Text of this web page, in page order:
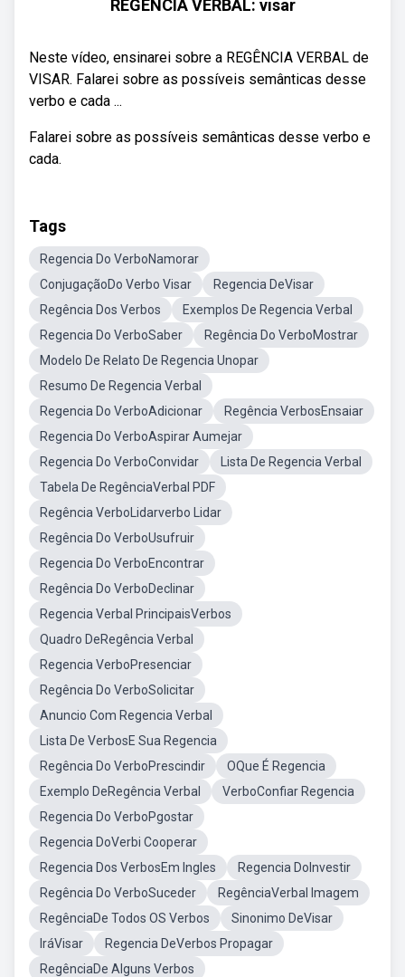
REGÊNCIA VERBAL: visar
Neste vídeo, ensinarei sobre a REGÊNCIA VERBAL de
VISAR. Falarei sobre as possíveis semânticas desse
verbo e cada ...
Falarei sobre as possíveis semânticas desse verbo e
cada.
Tags
Regencia Do VerboNamorar
ConjugaçãoDo Verbo Visar
Regencia DeVisar
Regência Dos Verbos
Exemplos De Regencia Verbal
Regencia Do VerboSaber
Regência Do VerboMostrar
Modelo De Relato De Regencia Unopar
Resumo De Regencia Verbal
Regencia Do VerboAdicionar
Regência VerbosEnsaiar
Regencia Do VerboAspirar Aumejar
Regencia Do VerboConvidar
Lista De Regencia Verbal
Tabela De RegênciaVerbal PDF
Regência VerboLidarverbo Lidar
Regência Do VerboUsufruir
Regencia Do VerboEncontrar
Regência Do VerboDeclinar
Regencia Verbal PrincipaisVerbos
Quadro DeRegência Verbal
Regencia VerboPresenciar
Regência Do VerboSolicitar
Anuncio Com Regencia Verbal
Lista De VerbosE Sua Regencia
Regência Do VerboPrescindir
OQue É Regencia
Exemplo DeRegência Verbal
VerboConfiar Regencia
Regencia Do VerboPgostar
Regencia DoVerbi Cooperar
Regencia Dos VerbosEm Ingles
Regencia DoInvestir
Regência Do VerboSuceder
RegênciaVerbal Imagem
RegênciaDe Todos OS Verbos
Sinonimo DeVisar
IráVisar
Regencia DeVerbos Propagar
RegênciaDe Alguns Verbos